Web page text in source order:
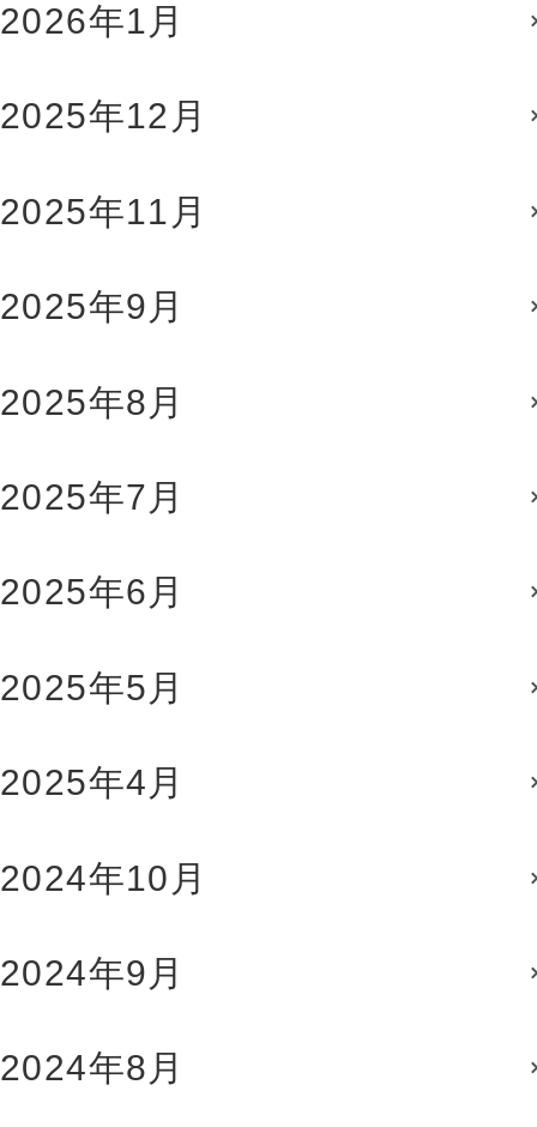
2026年1月
2025年12月
2025年11月
2025年9月
2025年8月
2025年7月
2025年6月
2025年5月
2025年4月
2024年10月
2024年9月
2024年8月